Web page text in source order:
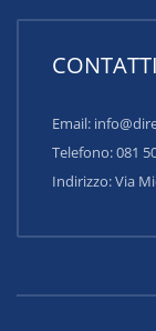
CONTATTI
Email:
Telefono: 081
Indirizzo:Via